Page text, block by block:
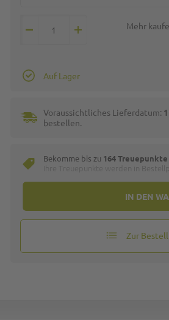
Mehr
IN DEN
Auf Lager
Voraussichtliches Lieferdatum:
bestellen.
Bekomme bis zu 164 Treuepunkte
Zur